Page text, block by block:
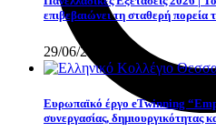
επιβεβαιώνει τη σταθερή πορεία
29/06/2026
Eυρωπαϊκό έργο eTwinning
συνεργασίας, δημιουργικότητας